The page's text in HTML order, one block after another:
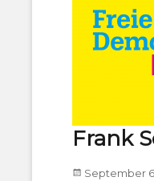
Frank
Posted
September